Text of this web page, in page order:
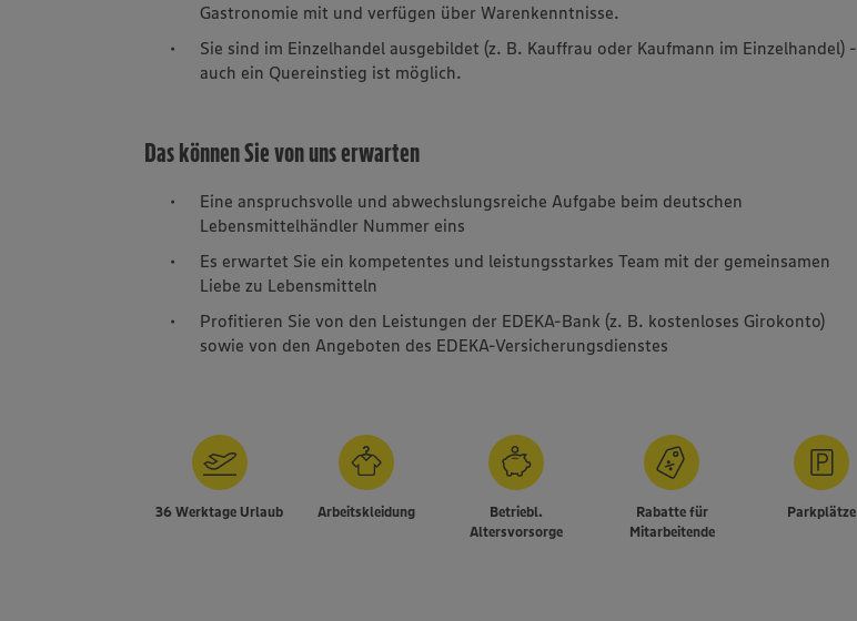
Gastronomie mit und verfügen über Warenkenntnisse.
Sie sind im Einzelhandel ausgebildet (z. B. Kauffrau oder Kaufmann im Einzelhandel) -
auch ein Quereinstieg ist möglich.
Das können Sie von uns erwarten
Eine anspruchsvolle und abwechslungsreiche Aufgabe beim deutschen
Lebensmittelhändler Nummer eins
Es erwartet Sie ein kompetentes und leistungsstarkes Team mit der gemeinsamen
Liebe zu Lebensmitteln
Profitieren Sie von den Leistungen der EDEKA-Bank (z. B. kostenloses Girokonto)
sowie von den Angeboten des EDEKA-Versicherungsdienstes
36 Werktage Urlaub Arbeitskleidung
Betriebl.
Altersvorsorge
Rabatte für
Mitarbeitende
Parkplätze